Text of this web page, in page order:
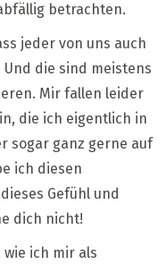
betrachten.
jeder von uns auch
die sind meistens
Mir fallen leider
die ich eigentlich in
sogar ganz gerne auf
ich diesen
Gefühl und
dich nicht!
ich mir als